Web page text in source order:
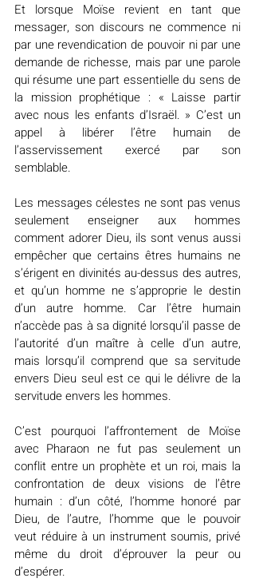
Et lorsque Moïse revient en tant que
messager, son discours ne commence ni
par une revendication de pouvoir ni par une
demande de richesse, mais par une parole
qui résume une part essentielle du sens de
la mission prophétique : « Laisse partir
avec nous les enfants d’Israël. » C’est un
appel à libérer l’être humain de
l’asservissement exercé par son
semblable.
Les messages célestes ne sont pas venus
seulement enseigner aux hommes
comment adorer Dieu, ils sont venus aussi
empêcher que certains êtres humains ne
s’érigent en divinités au-dessus des autres,
et qu’un homme ne s’approprie le destin
d’un autre homme. Car l’être humain
n’accède pas à sa dignité lorsqu’il passe de
l’autorité d’un maître à celle d’un autre,
mais lorsqu’il comprend que sa servitude
envers Dieu seul est ce qui le délivre de la
servitude envers les hommes.
C’est pourquoi l’affrontement de Moïse
avec Pharaon ne fut pas seulement un
conflit entre un prophète et un roi, mais la
confrontation de deux visions de l’être
humain : d’un côté, l’homme honoré par
Dieu, de l’autre, l’homme que le pouvoir
veut réduire à un instrument soumis, privé
même du droit d’éprouver la peur ou
d’espérer.